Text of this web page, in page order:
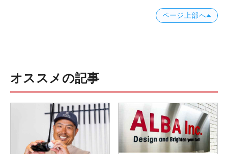
ページ上部へ
オススメの記事